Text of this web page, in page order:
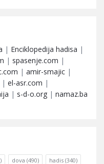
| Enciklopedija hadisa |
| spasenje.com |
| amir-smajic |
| el-asr.com |
| s-d-o.org | namaz.ba
dova (490) hadis (340)